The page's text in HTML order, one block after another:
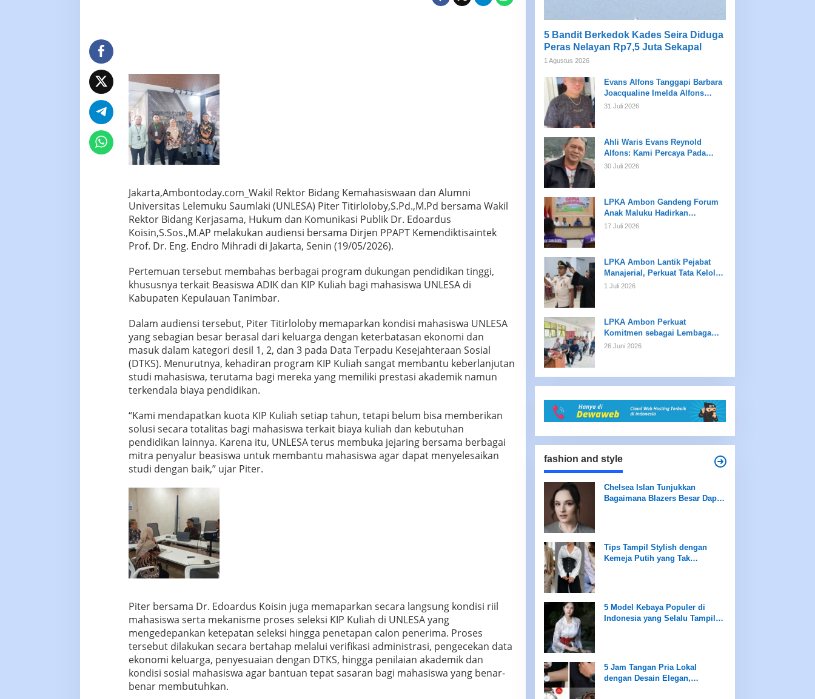
Jakarta,Ambontoday.com_Wakil Rektor Bidang Kemahasiswaan dan Alumni
Universitas Lelemuku Saumlaki (UNLESA) Piter Titirloloby,S.Pd.,M.Pd bersama Wakil
Rektor Bidang Kerjasama, Hukum dan Komunikasi Publik Dr. Edoardus
Koisin,S.Sos.,M.AP melakukan audiensi bersama Dirjen PPAPT Kemendiktisaintek
Prof. Dr. Eng. Endro Mihradi di Jakarta, Senin (19/05/2026).
Pertemuan tersebut membahas berbagai program dukungan pendidikan tinggi,
khususnya terkait Beasiswa ADIK dan KIP Kuliah bagi mahasiswa UNLESA di
Kabupaten Kepulauan Tanimbar.
Dalam audiensi tersebut, Piter Titirloloby memaparkan kondisi mahasiswa UNLESA
yang sebagian besar berasal dari keluarga dengan keterbatasan ekonomi dan
masuk dalam kategori desil 1, 2, dan 3 pada Data Terpadu Kesejahteraan Sosial
(DTKS). Menurutnya, kehadiran program KIP Kuliah sangat membantu keberlanjutan
studi mahasiswa, terutama bagi mereka yang memiliki prestasi akademik namun
terkendala biaya pendidikan.
“Kami mendapatkan kuota KIP Kuliah setiap tahun, tetapi belum bisa memberikan
solusi secara totalitas bagi mahasiswa terkait biaya kuliah dan kebutuhan
pendidikan lainnya. Karena itu, UNLESA terus membuka jejaring bersama berbagai
mitra penyalur beasiswa untuk membantu mahasiswa agar dapat menyelesaikan
studi dengan baik,” ujar Piter.
Piter bersama Dr. Edoardus Koisin juga memaparkan secara langsung kondisi riil
mahasiswa serta mekanisme proses seleksi KIP Kuliah di UNLESA yang
mengedepankan ketepatan seleksi hingga penetapan calon penerima. Proses
tersebut dilakukan secara bertahap melalui verifikasi administrasi, pengecekan data
ekonomi keluarga, penyesuaian dengan DTKS, hingga penilaian akademik dan
kondisi sosial mahasiswa agar bantuan tepat sasaran bagi mahasiswa yang benar-
benar membutuhkan.
5 Bandit Berkedok Kades Seira Diduga
Peras Nelayan Rp7,5 Juta Sekapal
1 Agustus 2026
Evans Alfons Tanggapi Barbara
Joacqualine Imelda Alfons
Mengenai Status Ahli Waris dan
31 Juli 2026
Ahli Waris Evans Reynold
Alfons: Kami Percaya Pada
Hukum, Bukan Opini
30 Juli 2026
LPKA Ambon Gandeng Forum
Anak Maluku Hadirkan
Pembinaan Psikologis dan
17 Juli 2026
LPKA Ambon Lantik Pejabat
Manajerial, Perkuat Tata Kelola
dan Kualitas Layanan
1 Juli 2026
LPKA Ambon Perkuat
Komitmen sebagai Lembaga
Ramah Anak Melalui
26 Juni 2026
fashion and style
Chelsea Islan Tunjukkan
Bagaimana Blazers Besar Dapat
Tips Tampil Stylish dengan
Kemeja Putih yang Tak
5 Model Kebaya Populer di
Indonesia yang Selalu Tampil
5 Jam Tangan Pria Lokal
dengan Desain Elegan,